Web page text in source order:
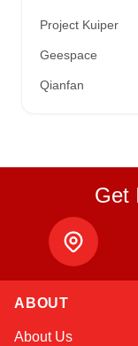
Project Kuiper
Geespace
Qianfan
Get
ABOUT
About Us
Online